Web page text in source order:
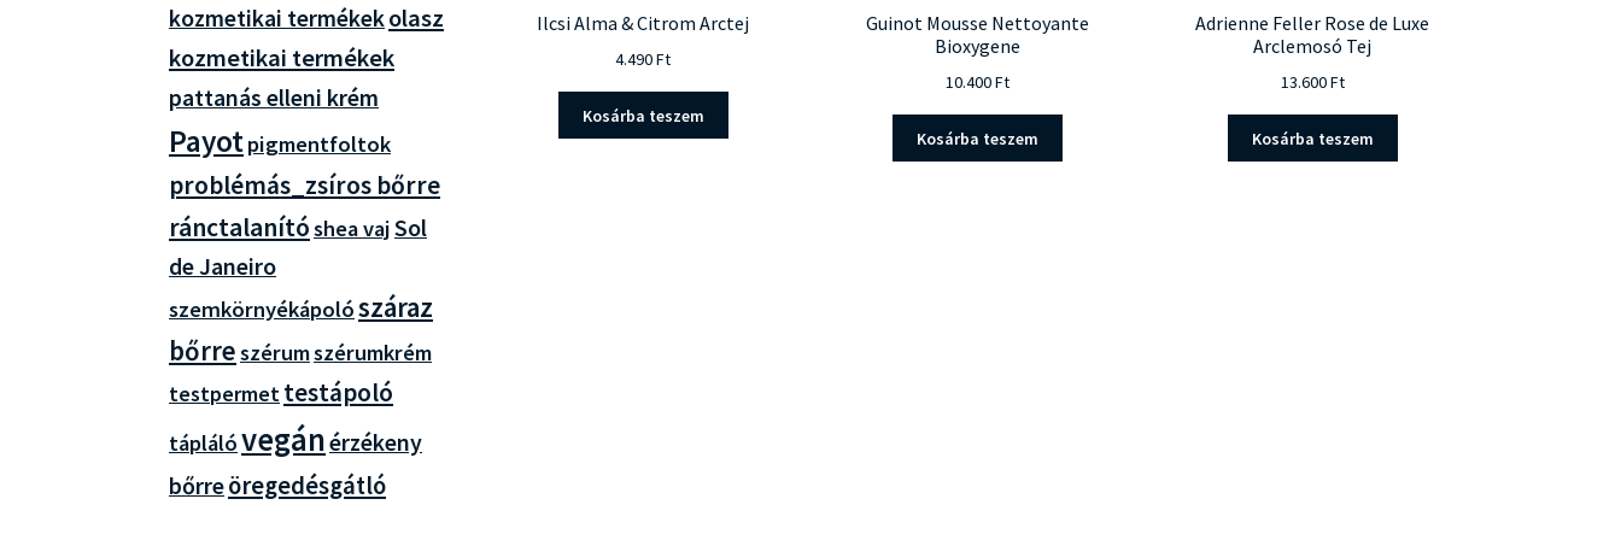
Ilcsi Alma & Citrom Arctej
4.490Ft
Kosárba teszem
Guinot Mousse Nettoyante
Bioxygene
10.400Ft
Kosárba teszem
Adrienne Feller Rose de Luxe
Arclemosó Tej
13.600Ft
Kosárba teszem
kozmetikai termékekolasz
kozmetikai termékek
pattanás elleni krém
Payotpigmentfoltok
problémás_zsíros bőrre
ránctalanítóshea vajSol
de Janeiro
szemkörnyékápolószáraz
bőrreszérumszérumkrém
testpermettestápoló
táplálóvegánérzékeny
bőrreöregedésgátló